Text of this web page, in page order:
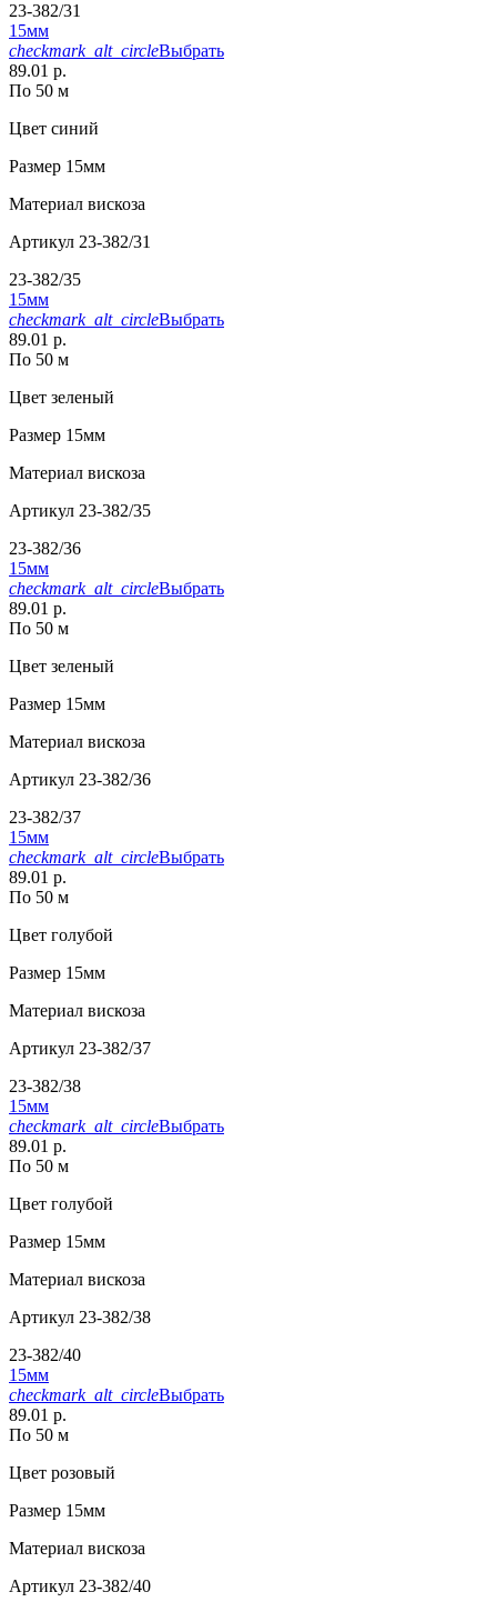
23-382/31
15мм
checkmark_alt_circleВыбрать
89.01 р.
По 50 м
Цвет синий
Размер 15мм
Материал вискоза
Артикул 23-382/31
23-382/35
15мм
checkmark_alt_circleВыбрать
89.01 р.
По 50 м
Цвет зеленый
Размер 15мм
Материал вискоза
Артикул 23-382/35
23-382/36
15мм
checkmark_alt_circleВыбрать
89.01 р.
По 50 м
Цвет зеленый
Размер 15мм
Материал вискоза
Артикул 23-382/36
23-382/37
15мм
checkmark_alt_circleВыбрать
89.01 р.
По 50 м
Цвет голубой
Размер 15мм
Материал вискоза
Артикул 23-382/37
23-382/38
15мм
checkmark_alt_circleВыбрать
89.01 р.
По 50 м
Цвет голубой
Размер 15мм
Материал вискоза
Артикул 23-382/38
23-382/40
15мм
checkmark_alt_circleВыбрать
89.01 р.
По 50 м
Цвет розовый
Размер 15мм
Материал вискоза
Артикул 23-382/40